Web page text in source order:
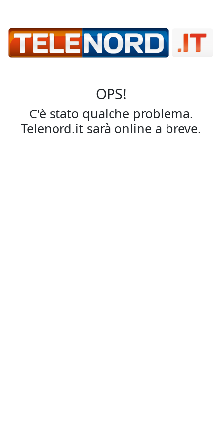
OPS!
C'è stato qualche problema.
Telenord.it sarà online a breve.